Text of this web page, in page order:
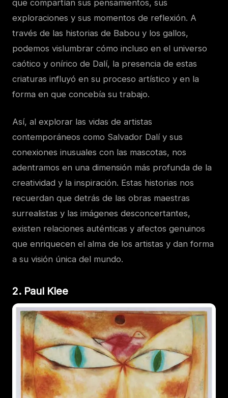
que compartían sus pensamientos, sus
exploraciones y sus momentos de reflexión. A
través de las historias de Babou y los gallos,
podemos vislumbrar cómo incluso en el universo
caótico y onírico de Dalí, la presencia de estas
criaturas influyó en su proceso artístico y en la
forma en que concebía su trabajo.
Así, al explorar las vidas de artistas
contemporáneos como Salvador Dalí y sus
conexiones inusuales con las mascotas, nos
adentramos en una dimensión más profunda de la
creatividad y la inspiración. Estas historias nos
recuerdan que detrás de las obras maestras
surrealistas y las imágenes desconcertantes,
existen relaciones auténticas y afectos genuinos
que enriquecen el alma de los artistas y dan forma
a su visión única del mundo.
2. Paul Klee